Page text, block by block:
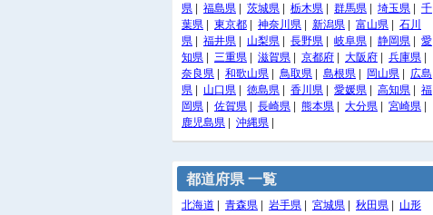
県
福島県 茨城県 栃木県 群馬県 埼玉県
千
葉県
東京都 神奈川県 新潟県 富山県
石川
県
福井県 山梨県 長野県 岐阜県 静岡県
愛
知県
三重県 滋賀県 京都府 大阪府 兵庫県
奈良県
和歌山県 鳥取県 島根県 岡山県
広島
県
山口県 徳島県 香川県 愛媛県 高知県
福
岡県
佐賀県 長崎県 熊本県 大分県 宮崎県
鹿児島県
沖縄県
都道府県 一覧
北海道 | 青森県 | 岩手県 | 宮城県 | 秋田県 | 山形